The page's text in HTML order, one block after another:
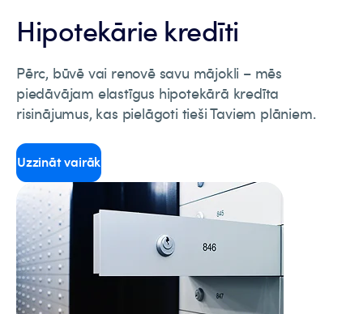
Hipotekārie kredīti
Pērc, būvē vai renovē savu mājokli – mēs
piedāvājam elastīgus hipotekārā kredīta
risinājumus, kas pielāgoti tieši Taviem plāniem.
Uzzināt vairāk